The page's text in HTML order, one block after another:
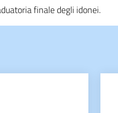
finale degli idonei.